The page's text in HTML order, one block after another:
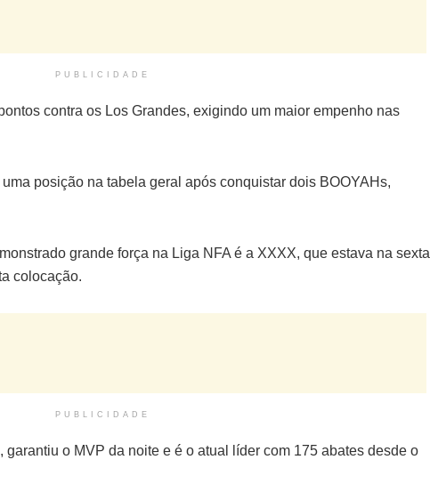
PUBLICIDADE
contra os Los Grandes, exigindo um maior empenho nas
posição na tabela geral após conquistar dois BOOYAHs,
grande força na Liga NFA é a XXXX, que estava na sexta
colocação.
PUBLICIDADE
o MVP da noite e é o atual líder com 175 abates desde o